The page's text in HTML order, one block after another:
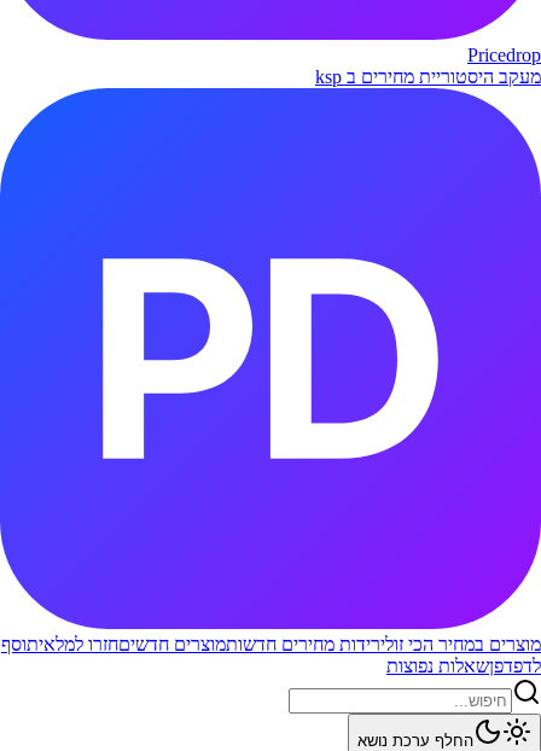
Pricedrop
מעקב היסטוריית מחירים ב ksp
מוצרים במחיר הכי זולירידות מחירים חדשותמוצרים חדשיםחזרו למלאיתוסף
לדפדפןשאלות נפוצות
החלף ערכת נושא